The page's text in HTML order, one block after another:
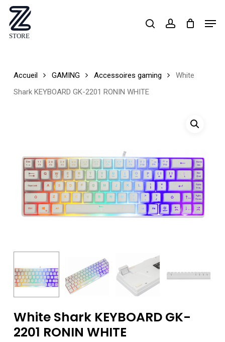
Skip
main
searchaccount
Accueil GAMING Accessoires gaming
White
Shark KEYBOARD GK-2201 RONIN WHITE
White Shark KEYBOARD GK-
2201 RONIN WHITE